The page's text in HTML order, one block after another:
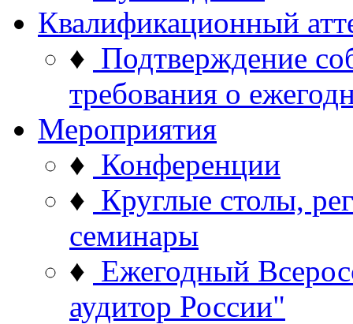
Квалификационный
♦ Подтверждение
требования о
Мероприятия
♦ Конференции
♦ Круглые столы,
семинары
♦ Ежегодный
аудитор России"